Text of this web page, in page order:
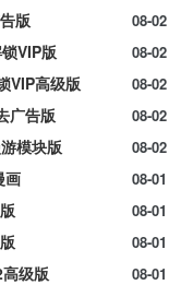
08-02
版
08-02
VIP版
08-02
VIP高级版
08-02
广告版
08-02
模块版
08-01
画
08-01
08-01
08-01
级版